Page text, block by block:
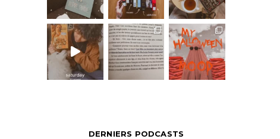
DERNIERS PODCASTS